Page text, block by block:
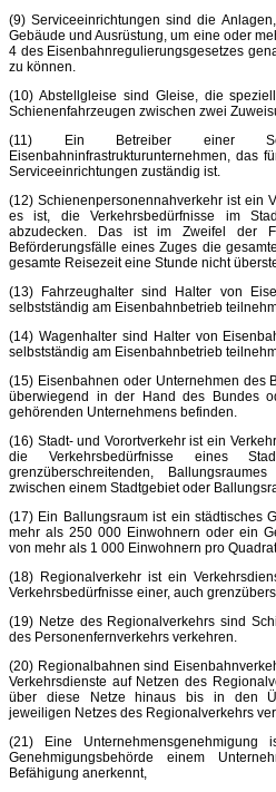
(9) Serviceeinrichtungen sind die
Gebäude und Ausrüstung, um eine oder
4 des Eisenbahnregulierungsgesetzes
zu können.
(10) Abstellgleise sind Gleise, die
Schienenfahrzeugen zwischen zwei
(11) Ein Betreiber einer
Eisenbahninfrastrukturunternehmen, das
Serviceeinrichtungen zuständig ist.
(12) Schienenpersonennahverkehr ist ein
es ist, die Verkehrsbedürfnisse im
abzudecken. Das ist im Zweifel der
Beförderungsfälle eines Zuges die
gesamte Reisezeit eine Stunde nicht
(13) Fahrzeughalter sind Halter von
selbstständig am Eisenbahnbetrieb
(14) Wagenhalter sind Halter von
selbstständig am Eisenbahnbetrieb
(15) Eisenbahnen oder Unternehmen des
überwiegend in der Hand des Bundes
gehörenden Unternehmens befinden.
(16) Stadt- und Vorortverkehr ist ein
die Verkehrsbedürfnisse eines
grenzüberschreitenden,
zwischen einem Stadtgebiet oder
(17) Ein Ballungsraum ist ein städtisches
mehr als 250 000 Einwohnern oder ein
von mehr als 1 000 Einwohnern pro
(18) Regionalverkehr ist ein
Verkehrsbedürfnisse einer, auch
(19) Netze des Regionalverkehrs sind
des Personenfernverkehrs verkehren.
(20) Regionalbahnen sind
Verkehrsdienste auf Netzen des
über diese Netze hinaus bis in den
jeweiligen Netzes des Regionalverkehrs
(21) Eine
Genehmigungsbehörde einem
Befähigung anerkennt,